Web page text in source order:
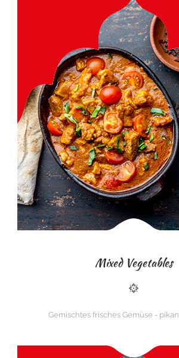
Mixed Vegetables
Gemischtes frisches Gemüse -